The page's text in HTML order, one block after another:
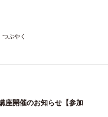
つぶやく
座開催のお知らせ【参加